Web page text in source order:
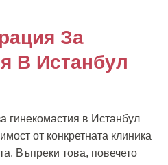
За
В Истанбул
гинекомастия в Истанбул
от конкретната клиника
Въпреки това, повечето